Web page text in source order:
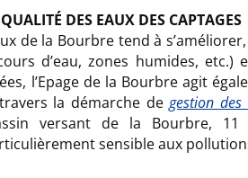
DES EAUX DES CAPTAGES
de la Bourbre tend à
d’eau, zones humides, etc.)
l’Epage de la Bourbre agit
la démarche degestion
versant de la Bourbre, 11
sensible aux